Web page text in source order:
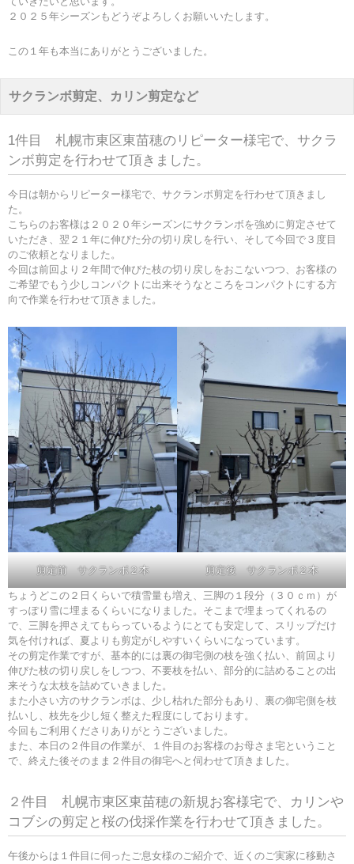
２０２５年シーズンもどうぞよろしくお願いいたします。
この１年も本当にありがとうございました。
サクランボ剪定、カリン剪定など
1件目 札幌市東区東苗穂のリピーター様宅で、サクラ
ンボ剪定を行わせて頂きました。
今日は朝からリピーター様宅で、サクランボ剪定を行わせて頂きまし
た。
こちらのお客様は２０２０年シーズンにサクランボを強めに剪定させて
いただき、翌２１年に伸びた分の切り戻しを行い、そして今回で３度目
のご依頼となりました。
今回は前回より２年間で伸びた枝の切り戻しをおこないつつ、お客様の
ご希望でもう少しコンパクトに出来そうなところをコンパクトにする方
向で作業を行わせて頂きました。
剪定前 サクランボ２本 剪定後 サクランボ２本
ちょうどこの２日くらいで積雪量も増え、三脚の１段分（３０ｃｍ）が
すっぽり雪に埋まるくらいになりました。そこまで埋まってくれるの
で、三脚を押さえてもらっているようにとても安定して、スリップだけ
気を付ければ、夏よりも剪定がしやすいくらいになっています。
その剪定作業ですが、基本的には裏の御宅側の枝を強く払い、前回より
伸びた枝の切り戻しをしつつ、不要枝を払い、部分的に詰めることの出
来そうな太枝を詰めていきました。
また小さい方のサクランボは、少し枯れた部分もあり、裏の御宅側を枝
払いし、枝先を少し短く整えた程度にしております。
今回もご利用くださりありがとうございました。
また、本日の２件目の作業が、１件目のお客様のお母さま宅ということ
で、終えた後そのまま２件目の御宅へと伺わせて頂きました。
２件目 札幌市東区東苗穂の新規お客様宅で、カリンや
コブシの剪定と桜の伐採作業を行わせて頂きました。
午後からは１件目に伺ったご息女様のご紹介で、近くのご実家に移動さ